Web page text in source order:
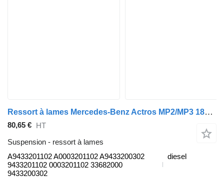
Ressort à lames Mercedes-Benz Actros MP2/MP3 1841 (01.02-) A9433201102 pour tracteur routier Mercedes-Benz Actros, Axor MP1, MP2, MP3 (1996-2014)
80,65 €
HT
Suspension - ressort à lames
A9433201102 A0003201102 A9433200302
9433201102 0003201102 33682000
9433200302
diesel